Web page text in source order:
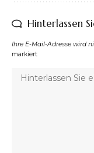
Hinterlassen
Ihre E-Mail-Adresse wird
markiert